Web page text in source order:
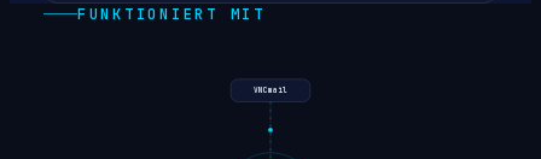
FUNKTIONIERT MIT
VNCmail